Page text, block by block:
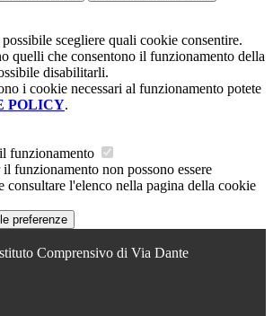
scegliere quali cookie consentire.
quelli che consentono il funzionamento della
disabilitarli.
i cookie necessari al funzionamento potete
POLICY.
funzionamento
funzionamento non possono essere
consultare l'elenco nella pagina della cookie
preferenze
Comprensivo di Via Dante